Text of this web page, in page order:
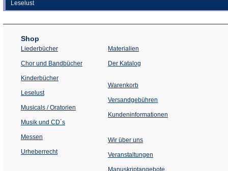
Leselust
Shop
Liederbücher
Chor und Bandbücher
Kinderbücher
Leselust
Musicals / Oratorien
Musik und CD´s
Messen
Urheberrecht
Materialien
Der Katalog
Warenkorb
Versandgebühren
Kundeninformationen
Wir über uns
Veranstaltungen
einem
Manuskriptangebote